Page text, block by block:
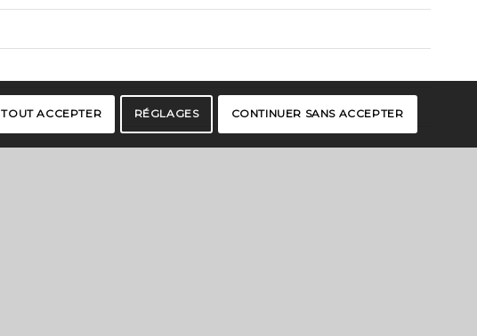
TOUT ACCEPTER RÉGLAGES CONTINUER SANS ACCEPTER